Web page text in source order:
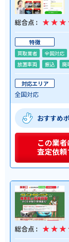
総合点 :
特徴
買取業者 全国対応
放置車両
振込 廃
対応エリア
全国対応
おすすめ
この業者
査定依頼
総合点 :